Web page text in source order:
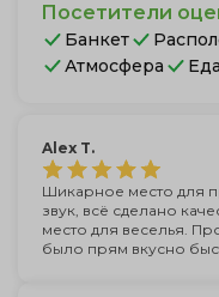
Посетители
Банкет
Атмосфера
Еда
Alex T.
Шикарное место для
звук, всё сделано
место для веселья.
было прям вкусно